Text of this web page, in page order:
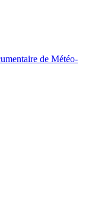
de Météo-